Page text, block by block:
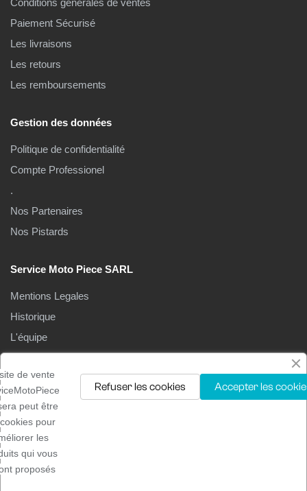
Conditions générales de ventes
Paiement Sécurisé
Les livraisons
Les retours
Les remboursements
Gestion des données
Politique de confidentialité
Compte Professionel
.
Nos Partenaires
Nos Pistards
Service Moto Piece SARL
Mentions Legales
Historique
L'équipe
Droits d'auteur ©2025
de vente
peut être
pour
les
qui vous
proposés
Accepter les
Refuser les cookies